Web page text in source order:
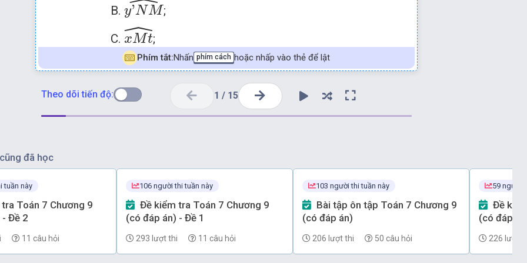
B. y'NM;
C. ˆ
xMt
xMt^
;
D. ˆ
NMx'
NMx'^
.
Phím tắt:Nhấn phím cách hoặc nhấp vào thẻ để lật
Theo dõi tiến độ: 1 / 15
đã học
tuần này
- Đề 2
11 câu hỏi
106 người thi tuần này
(có đáp án) - Đề 1
293 lượt thi 11 câu hỏi
103 người thi tuần này
(có đáp án)
206 lượt thi 50 câu hỏi
59 người
(có đáp
226 lượt